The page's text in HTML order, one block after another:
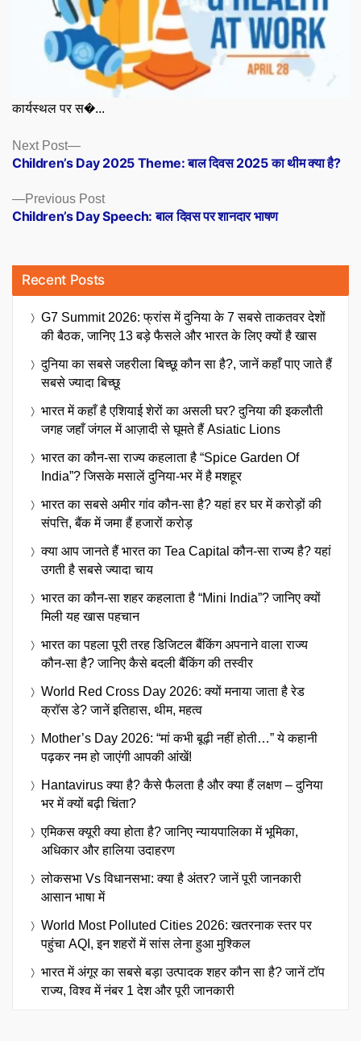
कार्यस्थल पर स�...
Posts
navigation
Previous PostPrevious
post:
Children’s Day Speech: बाल दिवस पर शानदार भाषण
Next Post
Next
post:
Children’s Day 2025 Theme: बाल दिवस 2025 का थीम क्या है?
Recent Posts
G7 Summit 2026: फ्रांस में दुनिया के 7 सबसे ताकतवर देशों
की बैठक, जानिए 13 बड़े फैसले और भारत के लिए क्यों है खास
दुनिया का सबसे जहरीला बिच्छू कौन सा है?, जानें कहाँ पाए जाते हैं
सबसे ज्यादा बिच्छू
भारत में कहाँ है एशियाई शेरों का असली घर? दुनिया की इकलौती
जगह जहाँ जंगल में आज़ादी से घूमते हैं Asiatic Lions
भारत का कौन-सा राज्य कहलाता है “Spice Garden Of
India”? जिसके मसालें दुनिया-भर में है मशहूर
भारत का सबसे अमीर गांव कौन-सा है? यहां हर घर में करोड़ों की
संपत्ति, बैंक में जमा हैं हजारों करोड़
क्या आप जानते हैं भारत का Tea Capital कौन-सा राज्य है? यहां
उगती है सबसे ज्यादा चाय
भारत का कौन-सा शहर कहलाता है “Mini India”? जानिए क्यों
मिली यह खास पहचान
भारत का पहला पूरी तरह डिजिटल बैंकिंग अपनाने वाला राज्य
कौन-सा है? जानिए कैसे बदली बैंकिंग की तस्वीर
World Red Cross Day 2026: क्यों मनाया जाता है रेड
क्रॉस डे? जानें इतिहास, थीम, महत्व
Mother’s Day 2026: “मां कभी बूढ़ी नहीं होती…” ये कहानी
पढ़कर नम हो जाएंगी आपकी आंखें!
Hantavirus क्या है? कैसे फैलता है और क्या हैं लक्षण – दुनिया
भर में क्यों बढ़ी चिंता?
एमिकस क्यूरी क्या होता है? जानिए न्यायपालिका में भूमिका,
अधिकार और हालिया उदाहरण
लोकसभा Vs विधानसभा: क्या है अंतर? जानें पूरी जानकारी
आसान भाषा में
World Most Polluted Cities 2026: खतरनाक स्तर पर
पहुंचा AQI, इन शहरों में सांस लेना हुआ मुश्किल
भारत में अंगूर का सबसे बड़ा उत्पादक शहर कौन सा है? जानें टॉप
राज्य, विश्व में नंबर 1 देश और पूरी जानकारी